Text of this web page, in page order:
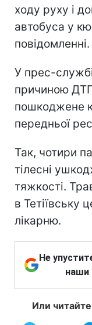
ходу руху і
автобуса у
повідомленні.
У прес-
причиною
пошкоджене
передньої
Так, чотири
тілесні
тяжкості.
в Тетіївську
лікарню.
Не
наши
Или